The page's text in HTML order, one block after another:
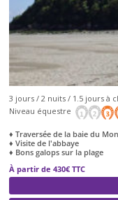
3 jours / 2 nuits / 1.5 jours à
Niveau équestre
♦ Traversée de la baie du
♦ Visite de l'abbaye
♦ Bons galops sur la plage
À partir de 430€ TTC